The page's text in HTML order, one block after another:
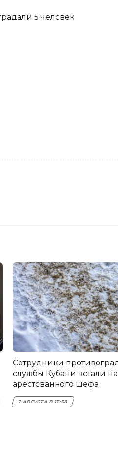
5 человек
Сотрудники
службы Кубани встали
арестованного шефа
7 АВГУСТА В 17:58